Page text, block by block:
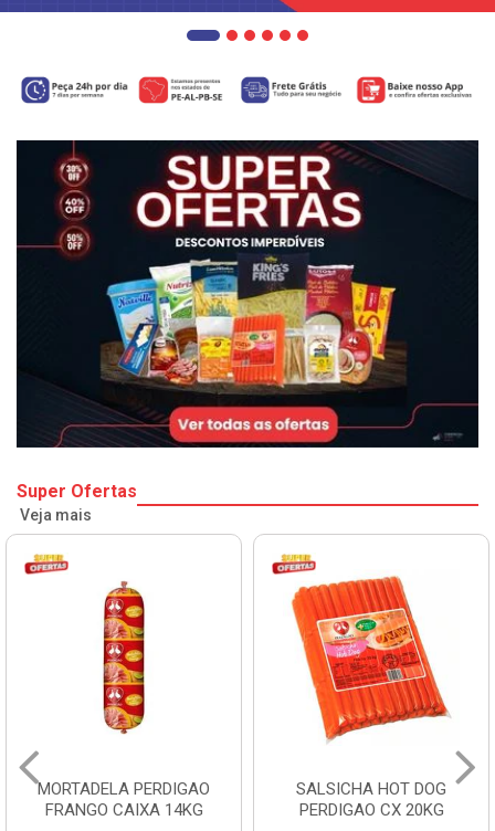
Super Ofertas
Veja mais
MORTADELA PERDIGAO
FRANGO CAIXA 14KG
SALSICHA HOT DOG
PERDIGAO CX 20KG